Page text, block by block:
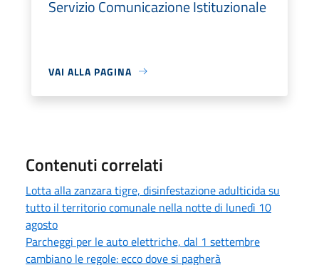
Servizio Comunicazione Istituzionale
VAI ALLA PAGINA
Contenuti correlati
Lotta alla zanzara tigre, disinfestazione adulticida su
tutto il territorio comunale nella notte di lunedì 10
agosto
Parcheggi per le auto elettriche, dal 1 settembre
cambiano le regole: ecco dove si pagherà